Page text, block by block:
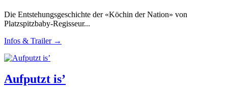
Die Entstehungsgeschichte der «Köchin der Nation» von
Platzspitzbaby-Regisseur...
Infos & Trailer →
Aufputzt is’